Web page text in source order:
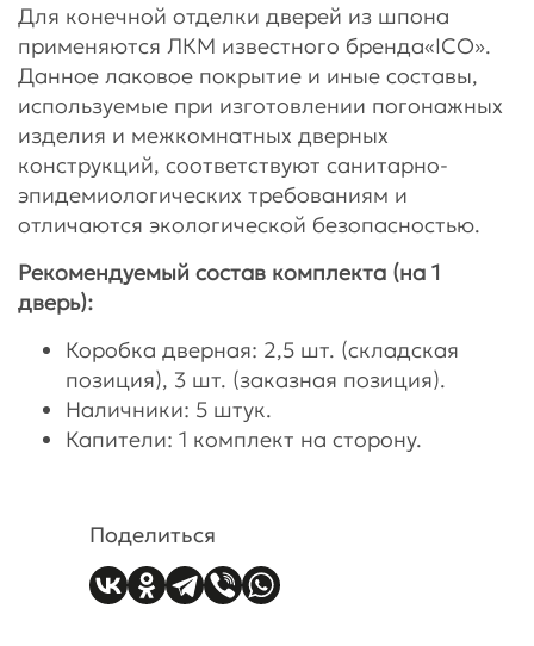
Для конечной отделки дверей из шпона
применяются ЛКМ известного бренда«ICO».
Данное лаковое покрытие и иные составы,
используемые при изготовлении погонажных
изделия и межкомнатных дверных
конструкций, соответствуют санитарно-
эпидемиологических требованиям и
отличаются экологической безопасностью.
Рекомендуемый состав комплекта (на 1
дверь):
Коробка дверная: 2,5 шт. (складская
позиция), 3 шт. (заказная позиция).
Наличники: 5 штук.
Капители: 1 комплект на сторону.
Поделиться